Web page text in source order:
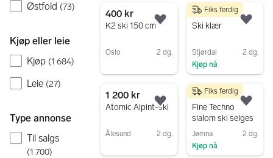
Østfold (73)
Kjøp eller leie
Kjøp (1 684)
Leie (27)
Type annonse
Til salgs
(1 700)
400 kr
K2 ski 150 cm
Oslo 2 dg.
Legg til som favoritt.
300 kr
Ski klær
Stjørdal
2 dg.
Kjøp nå
Fiks ferdig
1 200 kr
Atomic Alpint-ski
Ålesund 2 dg.
Legg til som favoritt.
300 kr
Fine Techno
slalom ski selges
Jømna
2 dg.
Kjøp nå
Fiks ferdig